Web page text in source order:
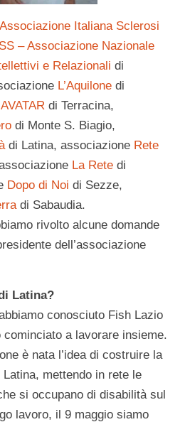
Italiana Sclerosi
– Associazione Nazionale
e Relazionali di
L’Aquilone di
AVATAR di Terracina,
di Monte S. Biagio,
di Latina, associazione Rete
La Rete di
Dopo di Noi di Sezze,
di Sabaudia.
rivolto alcune domande
dell’associazione
Latina?
conosciuto Fish Lazio
cominciato a lavorare insieme.
è nata l’idea di costruire la
mettendo in rete le
si occupano di disabilità sul
lavoro, il 9 maggio siamo